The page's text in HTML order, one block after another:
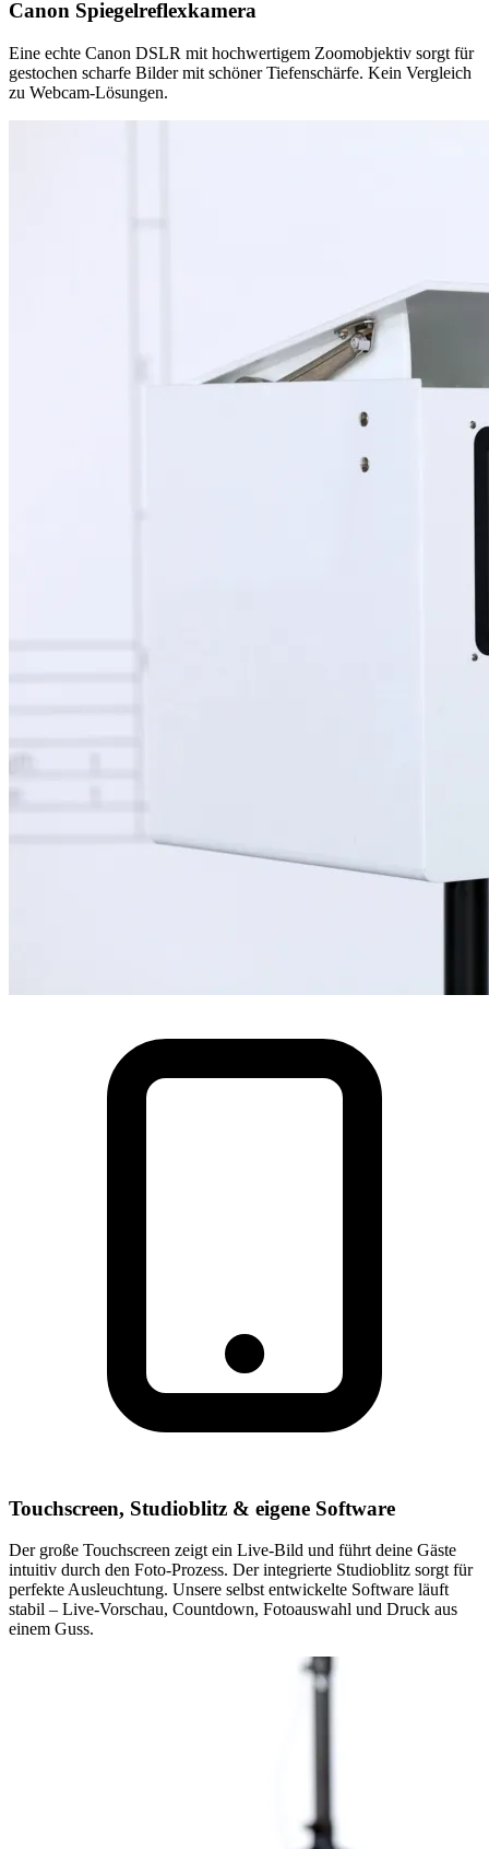
Canon Spiegelreflexkamera
Eine echte Canon DSLR mit hochwertigem Zoomobjektiv sorgt für
gestochen scharfe Bilder mit schöner Tiefenschärfe. Kein Vergleich
zu Webcam-Lösungen.
Touchscreen, Studioblitz & eigene Software
Der große Touchscreen zeigt ein Live-Bild und führt deine Gäste
intuitiv durch den Foto-Prozess. Der integrierte Studioblitz sorgt für
perfekte Ausleuchtung. Unsere selbst entwickelte Software läuft
stabil – Live-Vorschau, Countdown, Fotoauswahl und Druck aus
einem Guss.